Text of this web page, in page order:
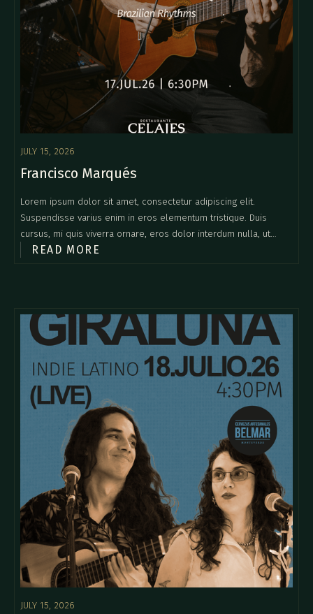
JULY 15, 2026
Francisco Marqués
Lorem ipsum dolor sit amet, consectetur adipiscing elit.
Suspendisse varius enim in eros elementum tristique. Duis
cursus, mi quis viverra ornare, eros dolor interdum nulla, ut
commodo diam libero vitae erat. Aenean faucibus nibh et justo
READ MORE
JULY 15, 2026